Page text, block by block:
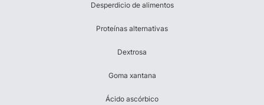
Desperdicio de alimentos
Proteínas alternativas
Dextrosa
Goma xantana
Ácido ascórbico